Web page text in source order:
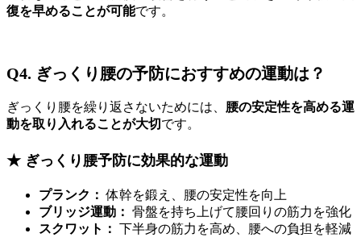
復を早めることが可能です。
Q4. ぎっくり腰の予防におすすめの運動は？
ぎっくり腰を繰り返さないためには、 腰の安定性を高める運
動を取り入れることが大切です。
★ ぎっくり腰予防に効果的な運動
プランク： 体幹を鍛え、腰の安定性を向上
ブリッジ運動： 骨盤を持ち上げて腰回りの筋力を強化
スクワット： 下半身の筋力を高め、腰への負担を軽減